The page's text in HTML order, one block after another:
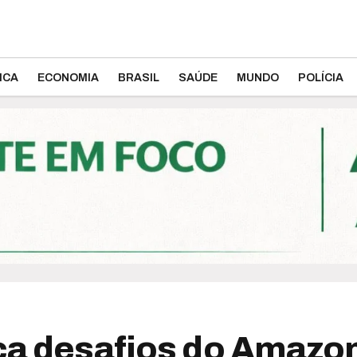
ECONOMIA BRASIL SAÚDE MUNDO POLÍCIA
desafios do